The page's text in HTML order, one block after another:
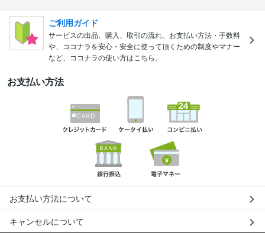
ご利用ガイド
サービスの出品、購入、取引の流れ、お支払い方法・手数料
や、ココナラを安心・安全に使って頂くための制度やマナー
など、ココナラの使い方はこちら。
お支払い方法
お支払い方法について
キャンセルについて